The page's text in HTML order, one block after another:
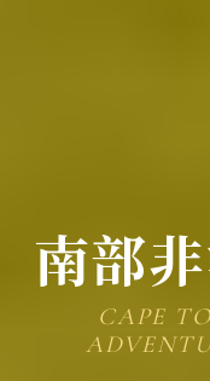
南部
CAPE